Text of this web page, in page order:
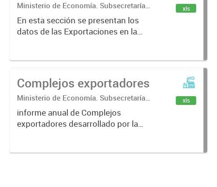
Ministerio de Economía. Subsecretaría
de Coordinación Económica y
Estadística. Dirección Provincial de
Estadística.
En esta sección se presentan los
datos de las Exportaciones en la
xls
Complejos exportadores
Ministerio de Economía. Subsecretaría
de Coordinación Económica y
Estadística. Dirección Provincial de
Estadística.
informe anual de Complejos
exportadores desarrollado por la
análisis para provincia de Buenos
xls